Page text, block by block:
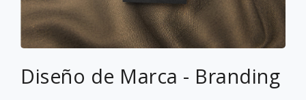
Diseño de Marca - Branding